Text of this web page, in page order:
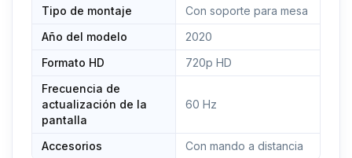
Tipo de montaje
Con soporte para mesa
Año del modelo
2020
Formato HD
720p HD
Frecuencia de
actualización de la
pantalla
60 Hz
Accesorios Con mando a distancia